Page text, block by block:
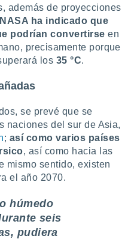
además de proyecciones
NASA ha indicado que
podrían convertirse en
precisamente porque
los 35 °C.
se prevé que se
naciones del sur de Asia,
; así como varios países
, así como hacia las
mismo sentido, existen
el año 2070.
húmedo
seis
pudiera